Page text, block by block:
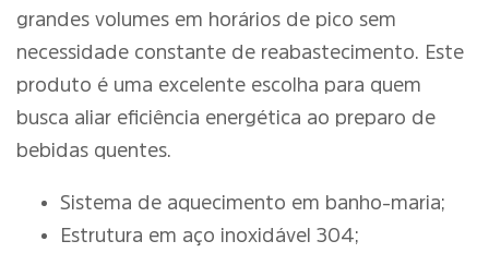
grandes volumes em horários de pico sem
necessidade constante de reabastecimento. Este
produto é uma excelente escolha para quem
busca aliar eficiência energética ao preparo de
bebidas quentes.
Sistema de aquecimento em banho-maria;
Estrutura em aço inoxidável 304;